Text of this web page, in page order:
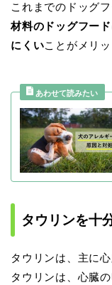
これまでのドッグ
材料のドッグフー
にくいことがメリッ
タウリンを十
タウリンは、主に
タウリンは、心臓